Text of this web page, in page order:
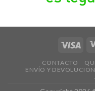
CONTACTO
ENVÍO Y